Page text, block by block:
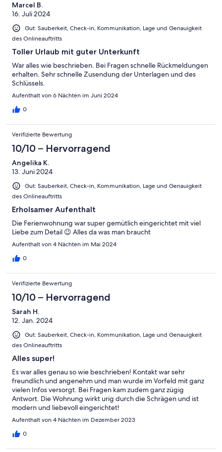
Marcel B.
16. Juli 2024
Gut: Sauberkeit, Check-in, Kommunikation, Lage und Genauigkeit
des Onlineauftritts
Toller Urlaub mit guter Unterkunft
War alles wie beschrieben. Bei Fragen schnelle Rückmeldungen
erhalten. Sehr schnelle Zusendung der Unterlagen und des
Schlüssels.
Aufenthalt von 6 Nächten im Juni 2024
0
Verifizierte Bewertung
10/10 – Hervorragend
Angelika K.
13. Juni 2024
Gut: Sauberkeit, Check-in, Kommunikation, Lage und Genauigkeit
des Onlineauftritts
Erholsamer Aufenthalt
Die Ferienwohnung war super gemütlich eingerichtet mit viel
Liebe zum Detail 😉 Alles da was man braucht
Aufenthalt von 4 Nächten im Mai 2024
0
Verifizierte Bewertung
10/10 – Hervorragend
Sarah H.
12. Jan. 2024
Gut: Sauberkeit, Check-in, Kommunikation, Lage und Genauigkeit
des Onlineauftritts
Alles super!
Es war alles genau so wie beschrieben! Kontakt war sehr
freundlich und angenehm und man wurde im Vorfeld mit ganz
vielen Infos versorgt. Bei Fragen kam zudem ganz zügig
Antwort. Die Wohnung wirkt urig durch die Schrägen und ist
modern und liebevoll eingerichtet!
Aufenthalt von 4 Nächten im Dezember 2023
0